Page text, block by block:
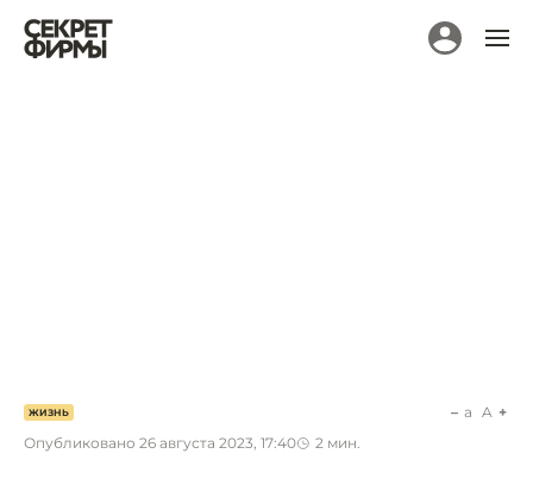
ЖИЗНЬ
Опубликовано 26 августа 2023, 17:40 2 мин.
a A